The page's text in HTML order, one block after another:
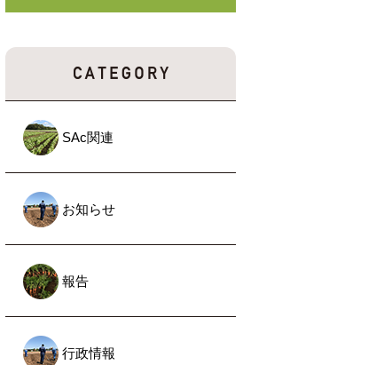
SAc関連
お知らせ
報告
行政情報